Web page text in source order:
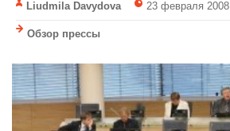
Liudmila Davydova 23 февраля 2008
Обзор прессы